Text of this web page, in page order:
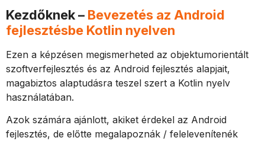
Kezdőknek – Bevezetés az Android
fejlesztésbe Kotlin nyelven
Ezen a képzésen megismerheted az objektumorientált
szoftverfejlesztés és az Android fejlesztés alapjait,
magabiztos alaptudásra teszel szert a Kotlin nyelv
használatában.
Azok számára ajánlott, akiket érdekel az Android
fejlesztés, de előtte megalapoznák / felelevenítenék